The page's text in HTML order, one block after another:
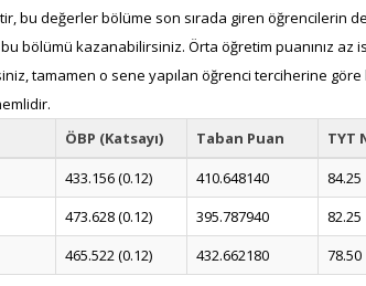
bu değerler bölüme son sırada giren öğrencilerin
bölümü kazanabilirsiniz. Örta öğretim puanınız
tamamen o sene yapılan öğrenci terciherine
ÖBP (Katsayı) Taban Puan TYT
433.156 (0.12) 410.648140 84.25
473.628 (0.12) 395.787940 82.25
465.522 (0.12) 432.662180 78.50